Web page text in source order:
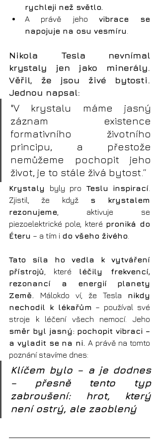
rychleji než světlo.
A právě jeho vibrace se
napojuje na osu vesmíru
Nikola Tesla nevnímal
krystaly jen jako minerály.
Věřil, že jsou živé bytosti.
Jednou napsal:
"V krystalu máme jasný
záznam existence
formativního životního
principu, a přestože
nemůžeme pochopit jeho
život, je to stále živá bytost.“
Krystaly byly pro Teslu inspirací
Zjistil, že když s krystalem
rezonujeme , aktivuje se
piezoelektrické pole, které proniká do
Éteru – a tím i do všeho živého
Tato síla ho vedla k vytváření
přístrojů
, které léčily frekvencí,
rezonancí a energií
planety
Země. Málokdo ví, že Tesla nikdy
nechodil k lékařům – používal své
stroje k léčení všech nemocí. Jeho
směr byl jasný: pochopit vibraci –
a vyladit se na ni. A právě na tomto
poznání stavíme dnes:
Klíčem bylo – a je dodnes
– přesně tento typ
zabroušení: hrot, který
není ostrý, ale zaoblený